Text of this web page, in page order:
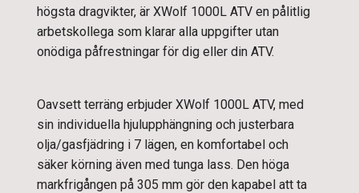
högsta dragvikter, är XWolf 1000L ATV en pålitlig
arbetskollega som klarar alla uppgifter utan
onödiga påfrestningar för dig eller din ATV.
Oavsett terräng erbjuder XWolf 1000L ATV, med
sin individuella hjulupphängning och justerbara
olja/gasfjädring i 7 lägen, en komfortabel och
säker körning även med tunga lass. Den höga
markfrigången på 305 mm gör den kapabel att ta